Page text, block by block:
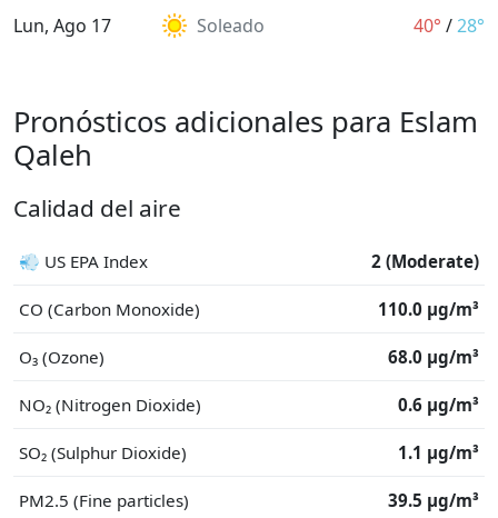
Lun, Ago 17 Soleado 40° /28°
Pronósticos adicionales para Eslam
Qaleh
Calidad del aire
💨 US EPA Index 2 (Moderate)
CO (Carbon Monoxide) 110.0 μg/m³
O₃ (Ozone) 68.0 μg/m³
NO₂ (Nitrogen Dioxide) 0.6 μg/m³
SO₂ (Sulphur Dioxide) 1.1 μg/m³
PM2.5 (Fine particles) 39.5 μg/m³